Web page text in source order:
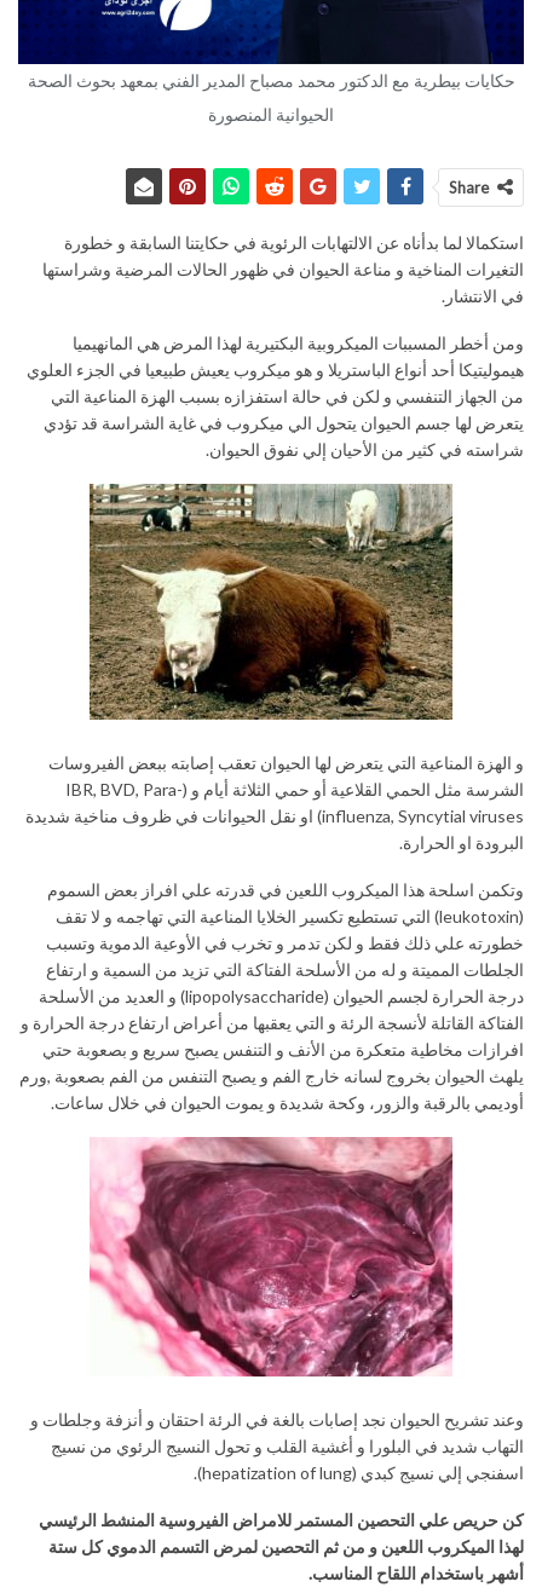
حكايات بيطرية مع الدكتور محمد مصباح المدير الفني بمعهد بحوث الصحة
الحيوانية المنصورة
Share
استكمالا لما بدأناه عن الالتهابات الرئوية في حكايتنا السابقة و خطورة
التغيرات المناخية و مناعة الحيوان في ظهور الحالات المرضية وشراستها
في الانتشار.
ومن أخطر المسببات الميكروبية البكتيرية لهذا المرض هي المانهيميا
هيموليتيكا أحد أنواع الباستريلا و هو ميكروب يعيش طبيعيا في الجزء العلوي
من الجهاز التنفسي و لكن في حالة استفزازه بسبب الهزة المناعية التي
يتعرض لها جسم الحيوان يتحول الي ميكروب في غاية الشراسة قد تؤدي
شراسته في كثير من الأحيان إلي نفوق الحيوان.
و الهزة المناعية التي يتعرض لها الحيوان تعقب إصابته ببعض الفيروسات
الشرسة مثل الحمي القلاعية أو حمي الثلاثة أيام و (IBR, BVD, Para-
influenza, Syncytial viruses) او نقل الحيوانات في ظروف مناخية شديدة
البرودة او الحرارة.
وتكمن اسلحة هذا الميكروب اللعين في قدرته علي افراز بعض السموم
(leukotoxin) التي تستطيع تكسير الخلايا المناعية التي تهاجمه و لا تقف
خطورته علي ذلك فقط و لكن تدمر و تخرب في الأوعية الدموية وتسبب
الجلطات المميتة و له من الأسلحة الفتاكة التي تزيد من السمية و ارتفاع
درجة الحرارة لجسم الحيوان (lipopolysaccharide) و العديد من الأسلحة
الفتاكة القاتلة لأنسجة الرئة و التي يعقبها من أعراض ارتفاع درجة الحرارة و
افرازات مخاطية متعكرة من الأنف و التنفس يصبح سريع و بصعوبة حتي
يلهث الحيوان بخروج لسانه خارج الفم و يصبح التنفس من الفم بصعوبة ,ورم
أوديمي بالرقبة والزور، وكحة شديدة و يموت الحيوان في خلال ساعات.
وعند تشريح الحيوان نجد إصابات بالغة في الرئة احتقان و أنزفة وجلطات و
التهاب شديد في البلورا و أغشية القلب و تحول النسيج الرئوي من نسيج
اسفنجي إلي نسيج كبدي (hepatization of lung).
كن حريص علي التحصين المستمر للامراض الفيروسية المنشط الرئيسي
لهذا الميكروب اللعين و من ثم التحصين لمرض التسمم الدموي كل ستة
أشهر باستخدام اللقاح المناسب.